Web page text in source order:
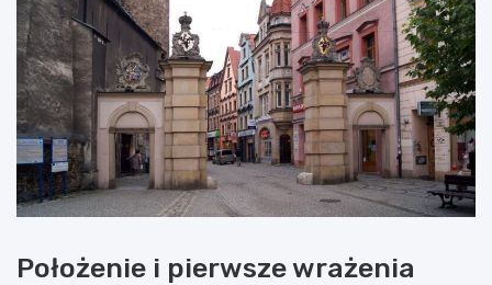
Położenie i pierwsze wrażenia